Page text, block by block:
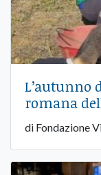
L’autunno
romana
di Fondazione